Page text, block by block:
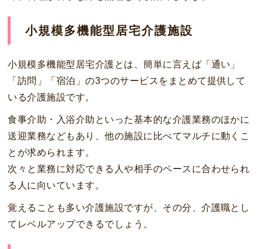
小規模多機能型居宅介護施設
小規模多機能型居宅介護とは、簡単に言えば「通い」
「訪問」「宿泊」の3つのサービスをまとめて提供して
いる介護施設です。
食事介助・入浴介助といった基本的な介護業務のほかに
送迎業務などもあり、他の施設に比べてマルチに動くこ
とが求められます。
次々と業務に対応できる人や相手のペースに合わせられ
る人に向いています。
覚えることも多い介護施設ですが、その分、介護職とし
てレベルアップできるでしょう。